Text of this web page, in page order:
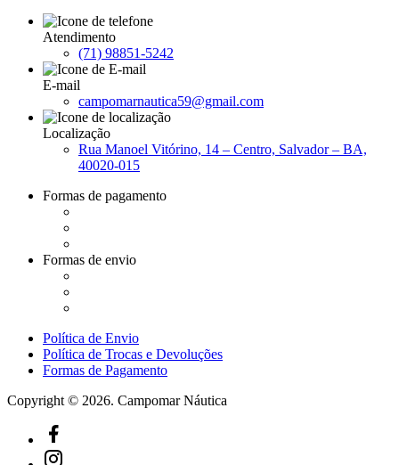
Atendimento
(71) 98851-5242
E-mail
campomarnautica59@gmail.com
Localização
Rua Manoel Vitórino, 14 – Centro, Salvador – BA,
40020-015
Formas de pagamento
Formas de envio
Política de Envio
Política de Trocas e Devoluções
Formas de Pagamento
Copyright © 2026. Campomar Náutica